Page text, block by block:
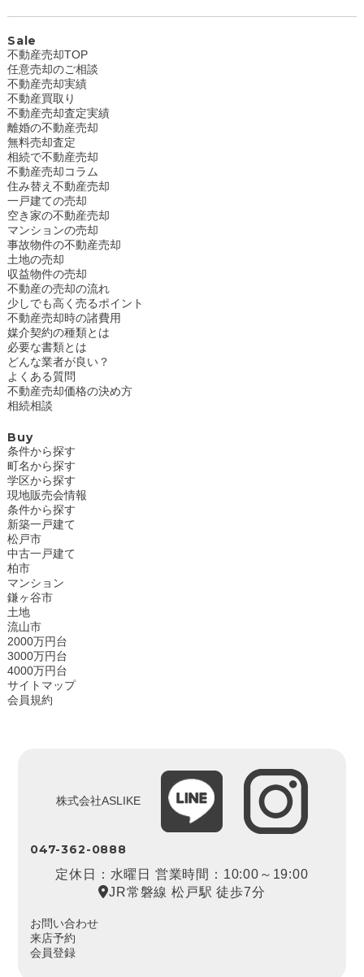
Sale
不動産売却TOP
任意売却のご相談
不動産売却実績
不動産買取り
不動産売却査定実績
離婚の不動産売却
無料売却査定
相続で不動産売却
不動産売却コラム
住み替え不動産売却
一戸建ての売却
空き家の不動産売却
マンションの売却
事故物件の不動産売却
土地の売却
収益物件の売却
不動産の売却の流れ
少しでも高く売るポイント
不動産売却時の諸費用
媒介契約の種類とは
必要な書類とは
どんな業者が良い？
よくある質問
不動産売却価格の決め方
相続相談
Buy
条件から探す
町名から探す
学区から探す
現地販売会情報
条件から探す
新築一戸建て
松戸市
中古一戸建て
柏市
マンション
鎌ヶ谷市
土地
流山市
2000万円台
3000万円台
4000万円台
サイトマップ
会員規約
株式会社ASLIKE
047-362-0888
定休日：水曜日 営業時間：10:00～19:00
JR常磐線 松戸駅 徒歩7分
お問い合わせ
来店予約
会員登録